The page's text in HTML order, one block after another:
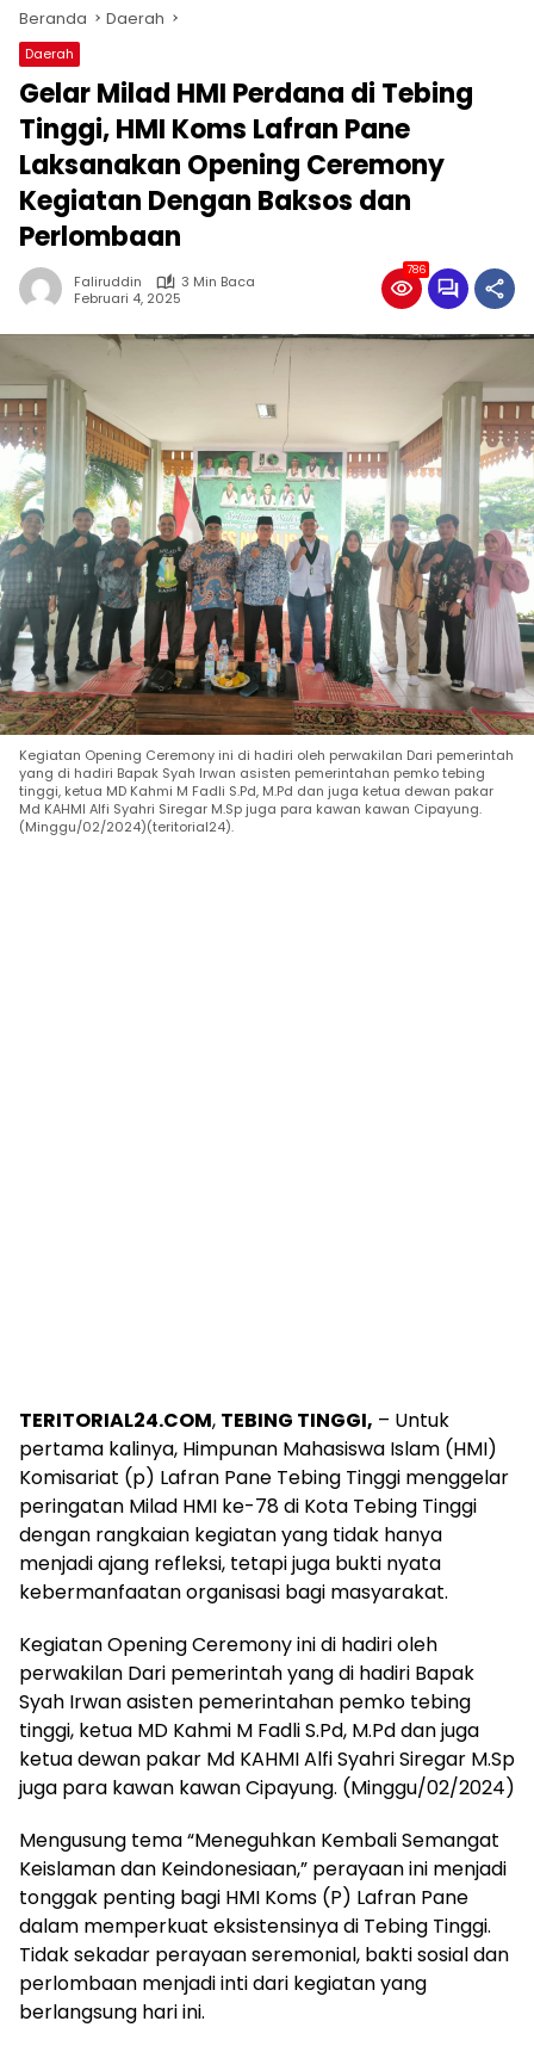
Beranda Daerah
Daerah
Gelar Milad HMI Perdana di Tebing
Tinggi, HMI Koms Lafran Pane
Laksanakan Opening Ceremony
Kegiatan Dengan Baksos dan
Perlombaan
Faliruddin
3 Min Baca
Februari 4, 2025
786
Kegiatan Opening Ceremony ini di hadiri oleh perwakilan Dari pemerintah
yang di hadiri Bapak Syah Irwan asisten pemerintahan pemko tebing
tinggi, ketua MD Kahmi M Fadli S.Pd, M.Pd dan juga ketua dewan pakar
Md KAHMI Alfi Syahri Siregar M.Sp juga para kawan kawan Cipayung.
(Minggu/02/2024)(teritorial24).
TERITORIAL24.COM, TEBING TINGGI, – Untuk
pertama kalinya, Himpunan Mahasiswa Islam (HMI)
Komisariat (p) Lafran Pane Tebing Tinggi menggelar
peringatan Milad HMI ke-78 di Kota Tebing Tinggi
dengan rangkaian kegiatan yang tidak hanya
menjadi ajang refleksi, tetapi juga bukti nyata
kebermanfaatan organisasi bagi masyarakat.
Kegiatan Opening Ceremony ini di hadiri oleh
perwakilan Dari pemerintah yang di hadiri Bapak
Syah Irwan asisten pemerintahan pemko tebing
tinggi, ketua MD Kahmi M Fadli S.Pd, M.Pd dan juga
ketua dewan pakar Md KAHMI Alfi Syahri Siregar M.Sp
juga para kawan kawan Cipayung. (Minggu/02/2024)
Mengusung tema “Meneguhkan Kembali Semangat
Keislaman dan Keindonesiaan,” perayaan ini menjadi
tonggak penting bagi HMI Koms (P) Lafran Pane
dalam memperkuat eksistensinya di Tebing Tinggi.
Tidak sekadar perayaan seremonial, bakti sosial dan
perlombaan menjadi inti dari kegiatan yang
berlangsung hari ini.